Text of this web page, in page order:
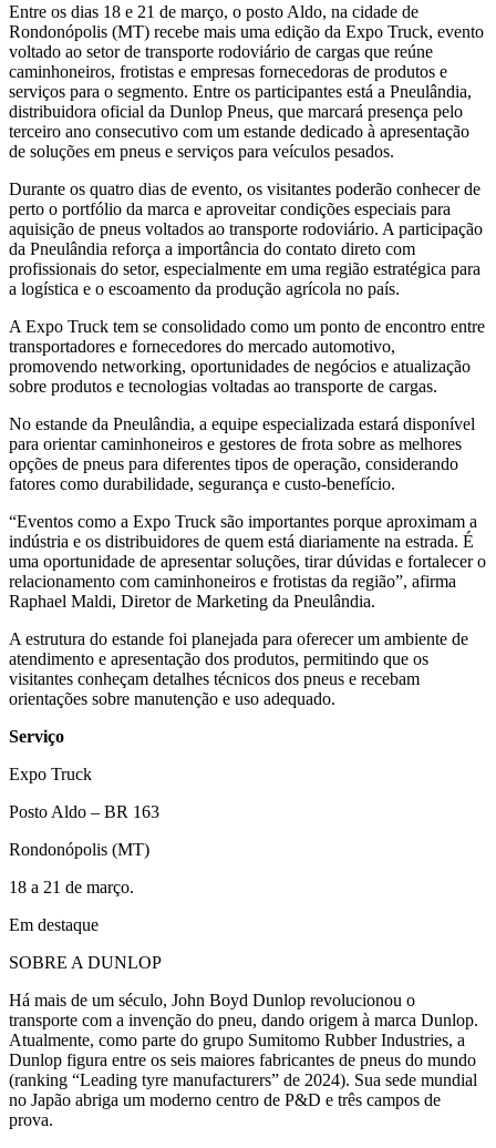
Entre os dias 18 e 21 de março, o posto Aldo, na cidade de
Rondonópolis (MT) recebe mais uma edição da Expo Truck, evento
voltado ao setor de transporte rodoviário de cargas que reúne
caminhoneiros, frotistas e empresas fornecedoras de produtos e
serviços para o segmento. Entre os participantes está a Pneulândia,
distribuidora oficial da Dunlop Pneus, que marcará presença pelo
terceiro ano consecutivo com um estande dedicado à apresentação
de soluções em pneus e serviços para veículos pesados.
Durante os quatro dias de evento, os visitantes poderão conhecer de
perto o portfólio da marca e aproveitar condições especiais para
aquisição de pneus voltados ao transporte rodoviário. A participação
da Pneulândia reforça a importância do contato direto com
profissionais do setor, especialmente em uma região estratégica para
a logística e o escoamento da produção agrícola no país.
A Expo Truck tem se consolidado como um ponto de encontro entre
transportadores e fornecedores do mercado automotivo,
promovendo networking, oportunidades de negócios e atualização
sobre produtos e tecnologias voltadas ao transporte de cargas.
No estande da Pneulândia, a equipe especializada estará disponível
para orientar caminhoneiros e gestores de frota sobre as melhores
opções de pneus para diferentes tipos de operação, considerando
fatores como durabilidade, segurança e custo-benefício.
“Eventos como a Expo Truck são importantes porque aproximam a
indústria e os distribuidores de quem está diariamente na estrada. É
uma oportunidade de apresentar soluções, tirar dúvidas e fortalecer o
relacionamento com caminhoneiros e frotistas da região”, afirma
Raphael Maldi, Diretor de Marketing da Pneulândia.
A estrutura do estande foi planejada para oferecer um ambiente de
atendimento e apresentação dos produtos, permitindo que os
visitantes conheçam detalhes técnicos dos pneus e recebam
orientações sobre manutenção e uso adequado.
Serviço
Expo Truck
Posto Aldo – BR 163
Rondonópolis (MT)
18 a 21 de março.
Em destaque
SOBRE A DUNLOP
Há mais de um século, John Boyd Dunlop revolucionou o
transporte com a invenção do pneu, dando origem à marca Dunlop.
Atualmente, como parte do grupo Sumitomo Rubber Industries, a
Dunlop figura entre os seis maiores fabricantes de pneus do mundo
(ranking “Leading tyre manufacturers” de 2024). Sua sede mundial
no Japão abriga um moderno centro de P&D e três campos de
prova.